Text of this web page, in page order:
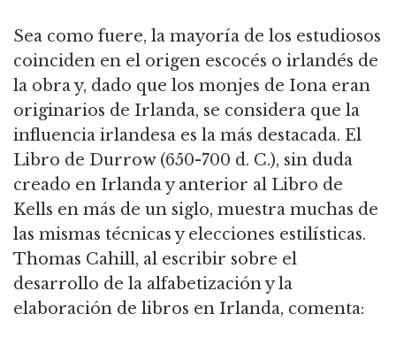
Sea como fuere, la mayoría de los estudiosos
coinciden en el origen escocés o irlandés de
la obra y, dado que los monjes de Iona eran
originarios de Irlanda, se considera que la
influencia irlandesa es la más destacada. El
Libro de Durrow (650-700 d. C.), sin duda
creado en Irlanda y anterior al Libro de
Kells en más de un siglo, muestra muchas de
las mismas técnicas y elecciones estilísticas.
Thomas Cahill, al escribir sobre el
desarrollo de la alfabetización y la
elaboración de libros en Irlanda, comenta: